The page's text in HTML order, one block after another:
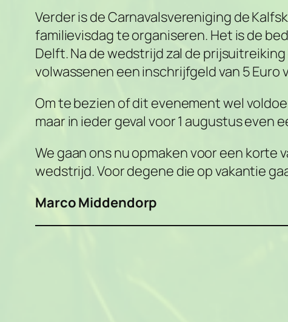
Verder is de Carnavalsvereniging de
familievisdag te organiseren. Het is de
Delft. Na de wedstrijd zal de
volwassenen een inschrijfgeld van 5
Om te bezien of dit evenement wel
maar in ieder geval voor 1 augustus even
We gaan ons nu opmaken voor een
wedstrijd. Voor degene die op vakantie
Marco Middendorp